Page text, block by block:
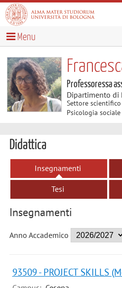
Menu
Professoressa
Dipartimento di
Settore
Psicologia sociale
Didattica
Insegnamenti
Tesi
Insegnamenti
Anno Accademico
93509 - PROJECT SKILLS